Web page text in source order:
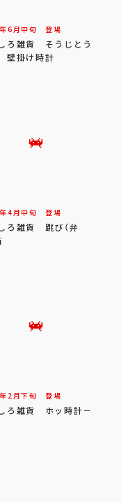
6 月中旬 登場
ろ雑貨 そうじとう
壁掛け時計
4 月中旬 登場
ろ雑貨 跳び（弁
2 月下旬 登場
ろ雑貨 ホッ時計－